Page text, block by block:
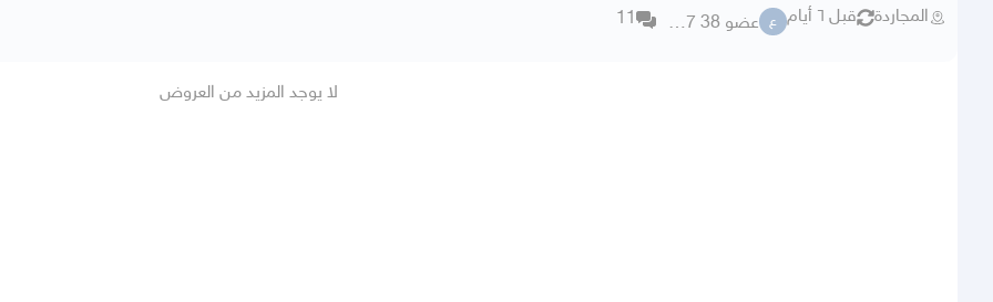
المجاردة قبل ٦ أيام ع عضو 38 51807 11
لا يوجد المزيد من العروض